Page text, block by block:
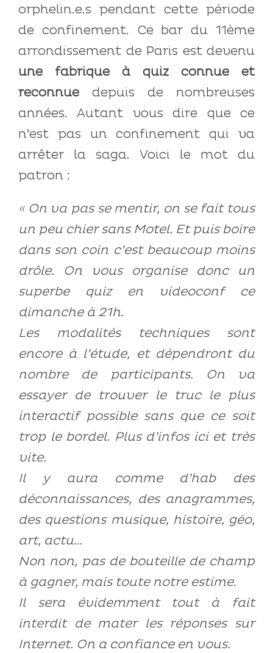
orphelin.e.s pendant cette période
de confinement. Ce bar du 11ème
arrondissement de Paris est devenu
une fabrique à quiz connue et
reconnue depuis de nombreuses
années. Autant vous dire que ce
n’est pas un confinement qui va
arrêter la saga. Voici le mot du
patron :
« On va pas se mentir, on se fait tous
un peu chier sans Motel. Et puis boire
dans son coin c’est beaucoup moins
drôle. On vous organise donc un
superbe quiz en videoconf ce
dimanche à 21h.
Les modalités techniques sont
encore à l’étude, et dépendront du
nombre de participants. On va
essayer de trouver le truc le plus
interactif possible sans que ce soit
trop le bordel. Plus d’infos ici et très
vite.
Il y aura comme d’hab des
déconnaissances, des anagrammes,
des questions musique, histoire, géo,
art, actu…
Non non, pas de bouteille de champ
à gagner, mais toute notre estime.
Il sera évidemment tout à fait
interdit de mater les réponses sur
Internet. On a confiance en vous.